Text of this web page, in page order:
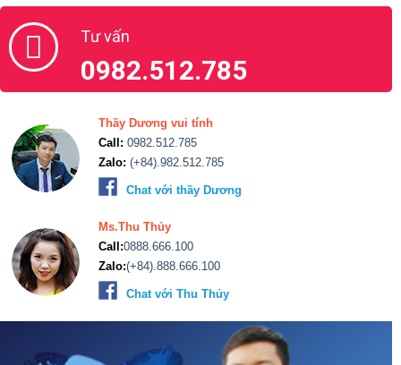
Tư vấn
0982.512.785
Thầy Dương vui tính
Call: 0982.512.785
Zalo: (+84).982.512.785
Chat với thầy Dương
Ms.Thu Thủy
Call:0888.666.100
Zalo:(+84).888.666.100
Chat với Thu Thủy